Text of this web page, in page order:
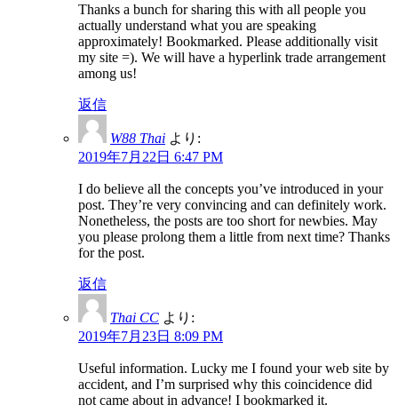
Thanks a bunch for sharing this with all people you
actually understand what you are speaking
approximately! Bookmarked. Please additionally visit
my site =). We will have a hyperlink trade arrangement
among us!
返信
W88 Thai より:
2019年7月22日 6:47 PM
I do believe all the concepts you’ve introduced in your
post. They’re very convincing and can definitely work.
Nonetheless, the posts are too short for newbies. May
you please prolong them a little from next time? Thanks
for the post.
返信
Thai CC より:
2019年7月23日 8:09 PM
Useful information. Lucky me I found your web site by
accident, and I’m surprised why this coincidence did
not came about in advance! I bookmarked it.